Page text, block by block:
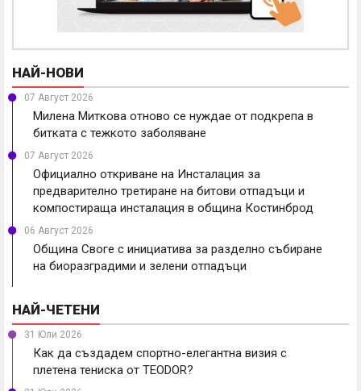
НАЙ-НОВИ
07 Август 2026
Милена Миткова отново се нуждае от подкрепа в
битката с тежкото заболяване
07 Август 2026
Официално откриване на Инсталация за
предварително третиране на битови отпадъци и
компостираща инсталация в община Костинброд
06 Август 2026
Община Своге с инициатива за разделно събиране
на биоразградими и зелени отпадъци
НАЙ-ЧЕТЕНИ
31 Юли 2026
Как да създадем спортно-елегантна визия с
плетена тениска от TEODOR?